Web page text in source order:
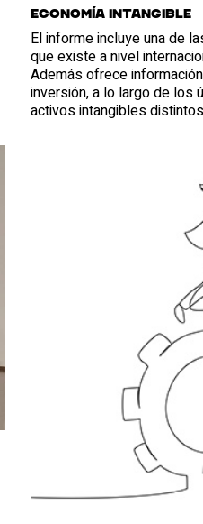
Economía Intangible
El informe incluye una de
que existe a nivel
Además ofrece
inversión, a lo largo de los
activos intangibles distintos